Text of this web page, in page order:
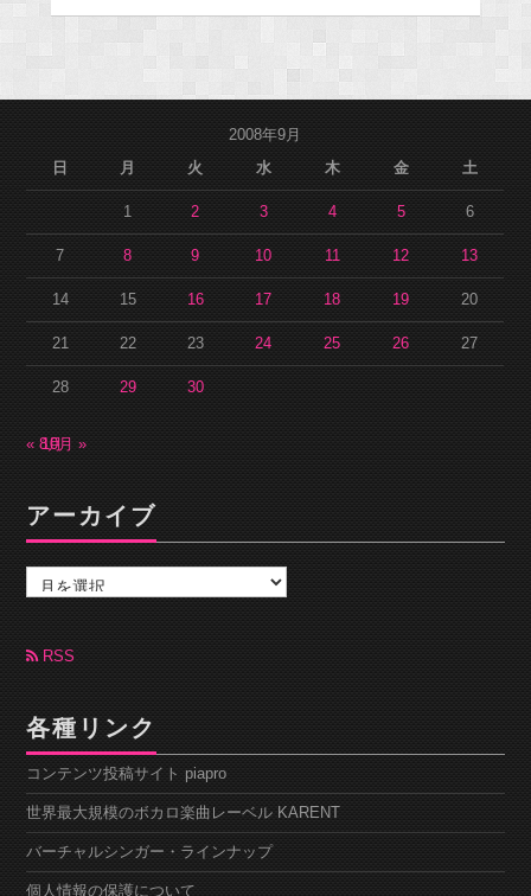
2008年9月
日
月 火 水 木 金 土
1 2 3 4 5 6
7 8 9 10 11 12 13
14 15 16 17 18 19 20
21 22 23 24 25 26 27
28 29 30
« 8月
10月 »
アーカイブ
カ
ブRSS
各種リンク
コンテンツ投稿サイト piapro
世界最大規模のボカロ楽曲レーベル KARENT
バーチャルシンガー・ラインナップ
個人情報の保護について